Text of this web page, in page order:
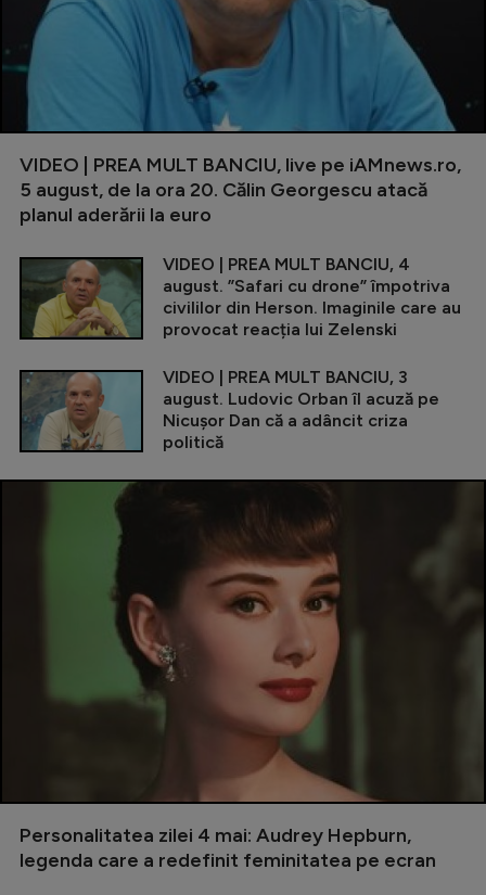
VIDEO | PREA MULT BANCIU, live pe iAMnews.ro,
5 august, de la ora 20. Călin Georgescu atacă
planul aderării la euro
VIDEO | PREA MULT BANCIU, 4
august. ”Safari cu drone” împotriva
civililor din Herson. Imaginile care au
provocat reacția lui Zelenski
VIDEO | PREA MULT BANCIU, 3
august. Ludovic Orban îl acuză pe
Nicușor Dan că a adâncit criza
politică
Personalitatea zilei 4 mai: Audrey Hepburn,
legenda care a redefinit feminitatea pe ecran